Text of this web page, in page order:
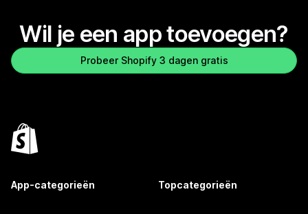
Wil je een app toevoegen?
Probeer Shopify 3 dagen gratis
App-categorieën Topcategorieën